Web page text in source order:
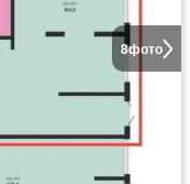
8фото